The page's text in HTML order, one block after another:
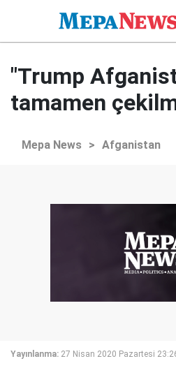
"Trump
tamamen
Mepa News > Afganistan
Yayınlanma: 27 Nisan 2020 Pazartesi